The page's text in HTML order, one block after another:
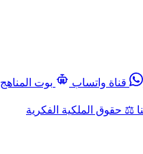
قناة واتساب
بوت المناهج
⚖️ حقوق الملكية الفكرية